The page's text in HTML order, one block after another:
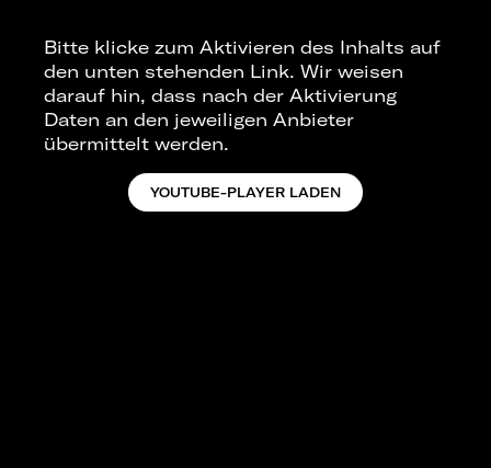
Bitte klicke zum Aktivieren des Inhalts auf
den unten stehenden Link. Wir weisen
darauf hin, dass nach der Aktivierung
Daten an den jeweiligen Anbieter
übermittelt werden.
YOUTUBE-PLAYER LADEN